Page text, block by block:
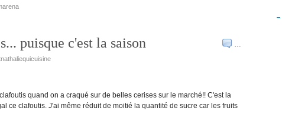
…
puisque c'est la saison
quand on a craqué sur de belles cerises sur le marché!! C'est la
ce clafoutis. J'ai même réduit de moitié la quantité de sucre car les fruits